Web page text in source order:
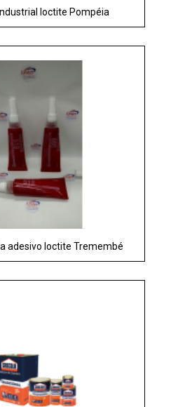
loctite Pompéia
adesivo loctite Tremembé